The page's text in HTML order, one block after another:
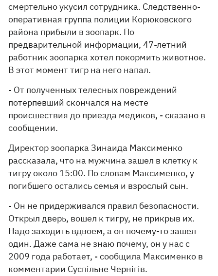
смертельно укусил сотрудника. Следственно-
оперативная группа полиции Корюковского
района прибыли в зоопарк. По
предварительной информации, 47-летний
работник зоопарка хотел покормить животное.
В этот момент тигр на него напал.
- От полученных телесных повреждений
потерпевший скончался на месте
происшествия до приезда медиков, - сказано в
сообщении.
Директор зоопарка Зинаида Максименко
рассказала, что на мужчина зашел в клетку к
тигру около 15:00. По словам Максименко, у
погибшего остались семья и взрослый сын.
- Он не придерживался правил безопасности.
Открыл дверь, вошел к тигру, не прикрыв их.
Надо заходить вдвоем, а он почему-то зашел
один. Даже сама не знаю почему, он у нас с
2009 года работает, - сообщила Максименко в
комментарии Суспільне Чернігів.